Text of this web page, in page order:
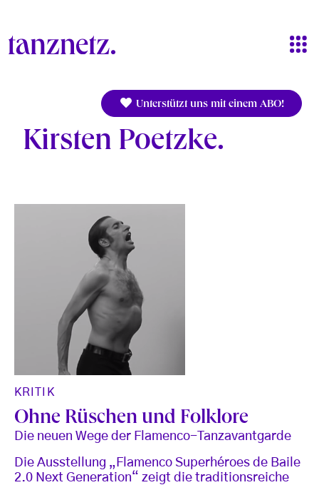
Unterstützt uns mit einem ABO!
Kirsten Poetzke
KRITIK
Ohne Rüschen und Folklore
Die neuen Wege der Flamenco-Tanzavantgarde
Die Ausstellung „Flamenco Superhéroes de Baile
2.0 Next Generation“ zeigt die traditionsreiche